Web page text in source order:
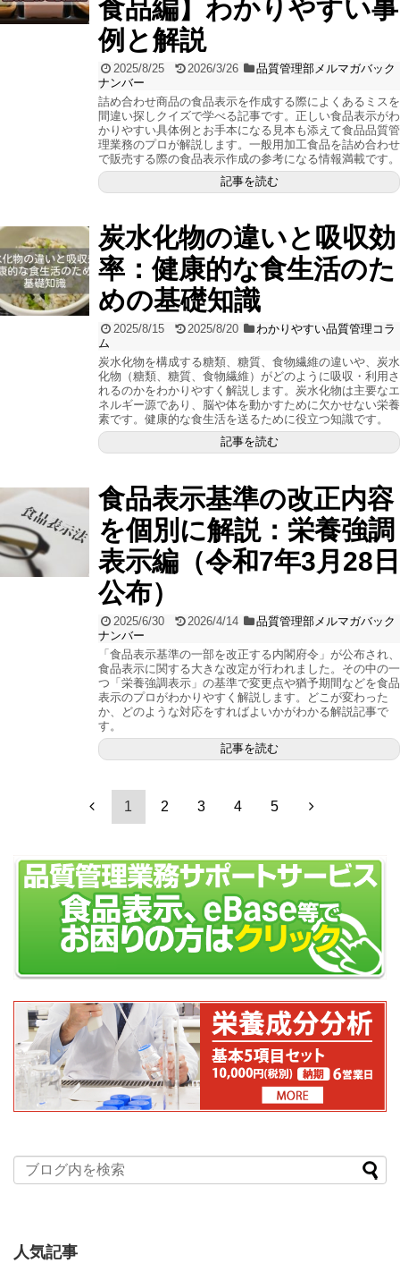
食品編】わかりやすい事
例と解説
2025/8/25 2026/3/26
品質管理部メルマガバック
ナンバー
詰め合わせ商品の食品表示を作成する際によくあるミスを
間違い探しクイズで学べる記事です。正しい食品表示がわ
かりやすい具体例とお手本になる見本も添えて食品品質管
理業務のプロが解説します。一般用加工食品を詰め合わせ
で販売する際の食品表示作成の参考になる情報満載です。
記事を読む
炭水化物の違いと吸収効
率：健康的な食生活のた
めの基礎知識
2025/8/15 2025/8/20
わかりやすい品質管理コラ
ム
炭水化物を構成する糖類、糖質、食物繊維の違いや、炭水
化物（糖類、糖質、食物繊維）がどのように吸収・利用さ
れるのかをわかりやすく解説します。炭水化物は主要なエ
ネルギー源であり、脳や体を動かすために欠かせない栄養
素です。健康的な食生活を送るために役立つ知識です。
記事を読む
食品表示基準の改正内容
を個別に解説：栄養強調
表示編（令和7年3月28日
公布）
2025/6/30 2026/4/14
品質管理部メルマガバック
ナンバー
「食品表示基準の一部を改正する内閣府令」が公布され、
食品表示に関する大きな改定が行われました。その中の一
つ「栄養強調表示」の基準で変更点や猶予期間などを食品
表示のプロがわかりやすく解説します。どこが変わった
か、どのような対応をすればよいかがわかる解説記事で
す。
記事を読む
1 2 3 4 5
人気記事